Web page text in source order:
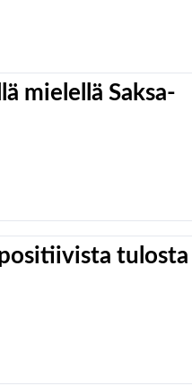
mielellä Saksa-
tulosta